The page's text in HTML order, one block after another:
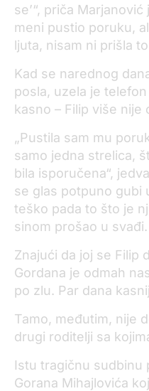
se’“, priča
meni pustio poruku,
ljuta, nisam ni prišla
Kad se narednog
posla, uzela je
kasno – Filip više nije
„Pustila sam mu
samo jedna strelica,
bila isporučena“,
se glas potpuno gubi
teško pada to što je
sinom prošao u svađi.
Znajući da joj se Filip
Gordana je odmah
po zlu. Par dana
Tamo, međutim, nije
drugi roditelji sa
Istu tragičnu sudbinu
Gorana Mihajlovića